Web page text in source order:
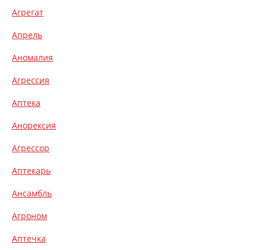
Агрегат
Апрель
Аномалия
Агрессия
Аптека
Анорексия
Агрессор
Аптекарь
Ансамбль
Агроном
Аптечка